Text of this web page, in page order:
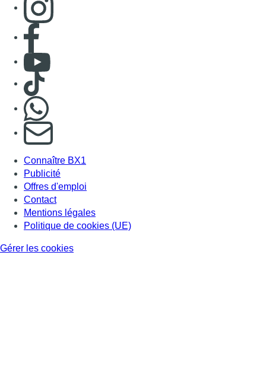
Consulter page Facebook
Consulter Youtube
Consulter TikTok
S'abonner à notre newsletter
Connaître BX1
Publicité
Offres d'emploi
Contact
Mentions légales
Politique de cookies (UE)
Gérer les cookies